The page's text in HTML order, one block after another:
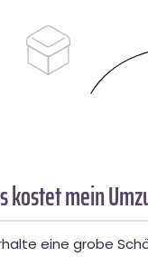
kostet mein
eine grobe